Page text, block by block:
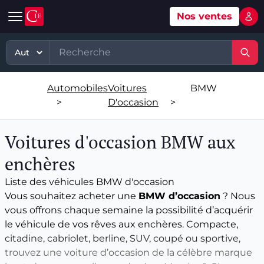
Automobile
Voitures d'occasion
Véhicules tout terrain et 4x4 d'occasion
Voitures de luxe d'occasion
Véhicules utilitaires d'occasion
Grande vente mobilier objets
Ventes XXème
Bijoux & Mode
Vins & Spiritueux
Spécialités
Matériel, équipement
Matériel professionnel
Stock et marchandises neuves et
Usines & industries
Biens incorporels
TP
Nos ventes
Automobiles
>
Voitures
D'occasion
>
BMW
Voitures d'occasion BMW aux
enchères
Liste des véhicules BMW d'occasion
Vous souhaitez acheter une BMW d’occasion ? Nous
vous offrons chaque semaine la possibilité d’acquérir
le véhicule de vos rêves aux enchères. Compacte,
citadine, cabriolet, berline, SUV, coupé ou sportive,
trouvez une voiture d’occasion de la célèbre marque